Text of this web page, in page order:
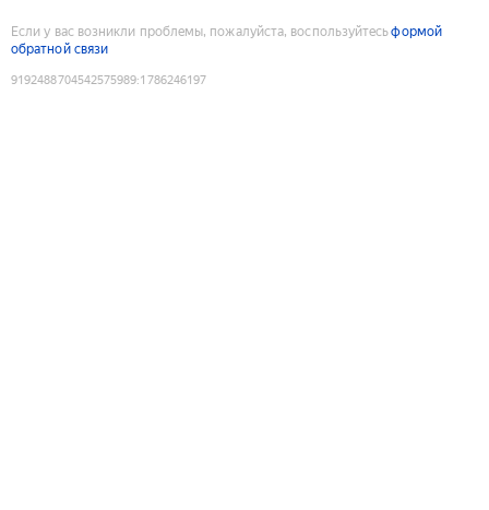
Если у вас возникли проблемы, пожалуйста, воспользуйтесьформой
обратной связи
9192488704542575989:1786246197